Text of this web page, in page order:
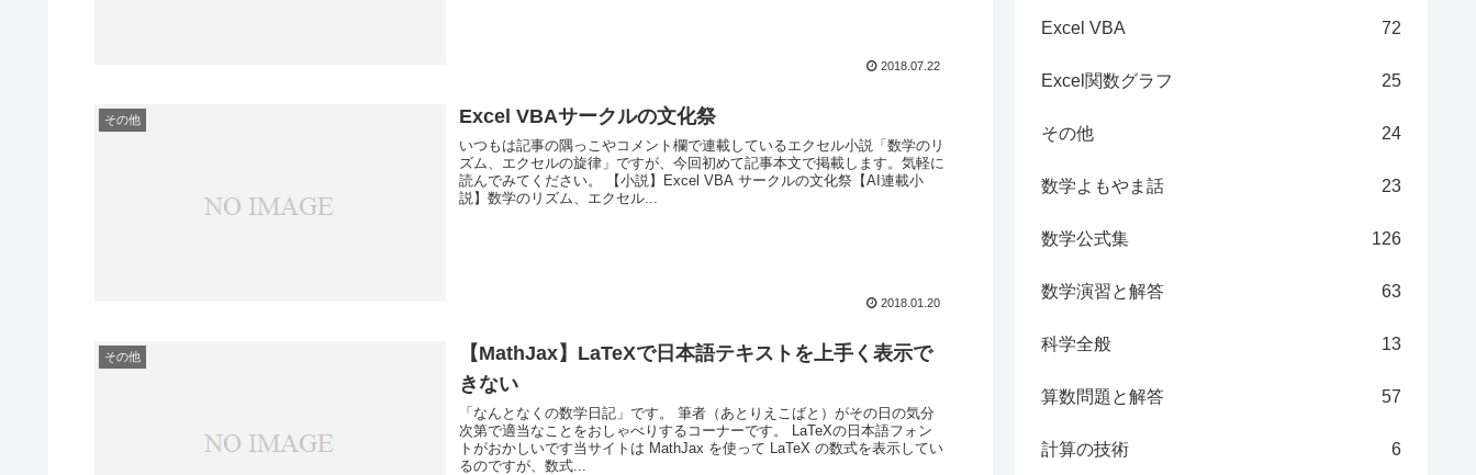
2018.07.22
その他 Excel VBAサークルの文化祭
いつもは記事の隅っこやコメント欄で連載しているエクセル小説「数学のリ
ズム、エクセルの旋律」ですが、今回初めて記事本文で掲載します。気軽に
読んでみてください。 【小説】Excel VBA サークルの文化祭【AI連載小
説】数学のリズム、エクセル...
2018.01.20
その他
【MathJax】LaTeXで日本語テキストを上手く表示で
きない
「なんとなくの数学日記」です。 筆者（あとりえこばと）がその日の気分
次第で適当なことをおしゃべりするコーナーです。 LaTeXの日本語フォン
トがおかしいです当サイトは MathJax を使って LaTeX の数式を表示してい
るのですが、数式...
Excel VBA 72
Excel関数グラフ 25
その他 24
数学よもやま話 23
数学公式集 126
数学演習と解答 63
科学全般 13
算数問題と解答 57
計算の技術 6